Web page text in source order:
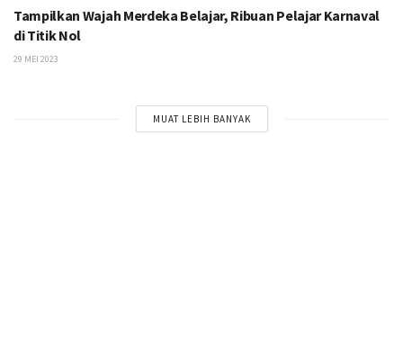
Tampilkan Wajah Merdeka Belajar, Ribuan Pelajar Karnaval
di Titik Nol
29 MEI 2023
MUAT LEBIH BANYAK